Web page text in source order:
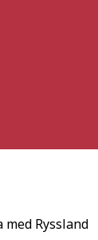
Ryssland